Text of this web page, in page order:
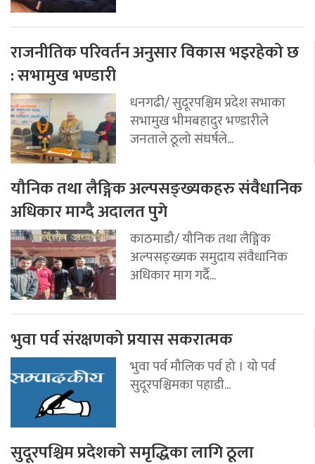
राजनीतिक परिवर्तन अनुसार विकास भइरहेको छ
: सभामुख भण्डारी
धनगढी/ सुदूरपश्चिम प्रदेश सभाका
सभामुख भीमबहादुर भण्डारीले
जनताले ठूलो संघर्षले...
यौनिक तथा लैङ्गिक अल्पसङ्ख्यकहरु संवैधानिक
अधिकार माग्दै अदालत पुगे
काठमाडौ/ यौनिक तथा लैङ्गिक
अल्पसङ्ख्यक समुदाय संवैधानिक
अधिकार माग गर्दै...
भुवा पर्व संरक्षणको प्रयास सकरात्मक
भुवा पर्व मौलिक पर्व हो । यो पर्व
सुदूरपश्चिमका पहाडी...
सुदूरपश्चिम प्रदेशको समृद्धिका लागि ठूला